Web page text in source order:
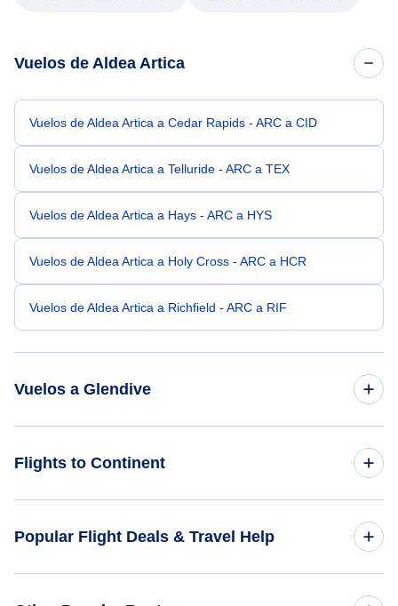
Vuelos de Aldea Artica
Vuelos de Aldea Artica a Cedar Rapids - ARC a CID
Vuelos de Aldea Artica a Telluride - ARC a TEX
Vuelos de Aldea Artica a Hays - ARC a HYS
Vuelos de Aldea Artica a Holy Cross - ARC a HCR
Vuelos de Aldea Artica a Richfield - ARC a RIF
Vuelos a Glendive
Vuelos de Port Angeles a Glendive - CLM a GDV
Flights to Continent
Popular Flight Deals & Travel Help